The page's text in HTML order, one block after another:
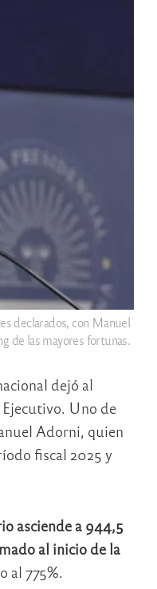
declarados, con Manuel
de las mayores fortunas.
dejó al
Uno de
Adorni, quien
fiscal 2025 y
asciende a 944,5
al inicio de la
al 775%.